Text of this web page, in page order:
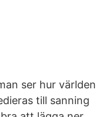
ser hur världen
till sanning